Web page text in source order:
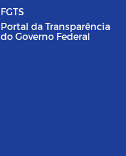
FGTS
Portal da Transparência
do Governo Federal